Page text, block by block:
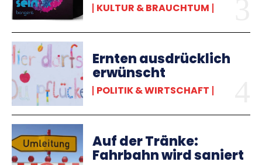
KULTUR & BRAUCHTUM
Ernten ausdrücklich
erwünscht
POLITIK & WIRTSCHAFT
Auf der Tränke:
Fahrbahn wird saniert